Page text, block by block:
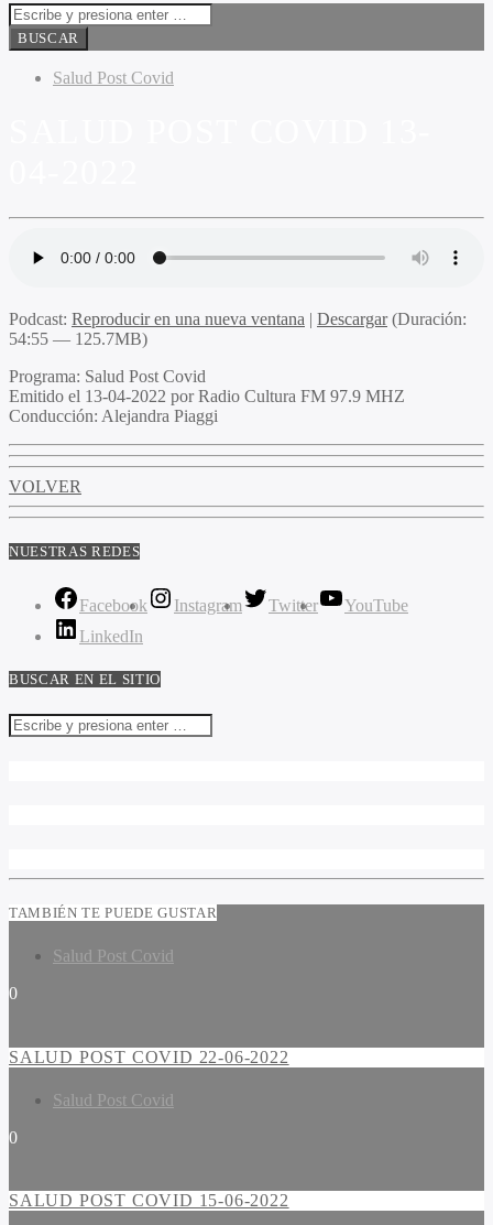
Salud Post Covid
Podcast: Reproducir en una nueva ventana | Descargar(Duración:
54:55 — 125.7MB)
Programa: Salud Post Covid
Emitido el 13-04-2022 por Radio Cultura FM 97.9 MHZ
Conducción: Alejandra Piaggi
VOLVER
NUESTRAS REDES
Facebook Instagram Twitter
YouTube
LinkedIn
BUSCAR EN EL SITIO
TAMBIÉN TE PUEDE GUSTAR
Salud Post Covid
0
SALUD POST COVID 22-06-2022
Salud Post Covid
0
SALUD POST COVID 15-06-2022